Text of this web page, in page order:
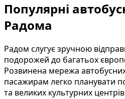
Популярні
Радома
Радом слугує зручною
подорожей до багатьох
Розвинена мережа
пасажирам легко планувати
та великих культурних